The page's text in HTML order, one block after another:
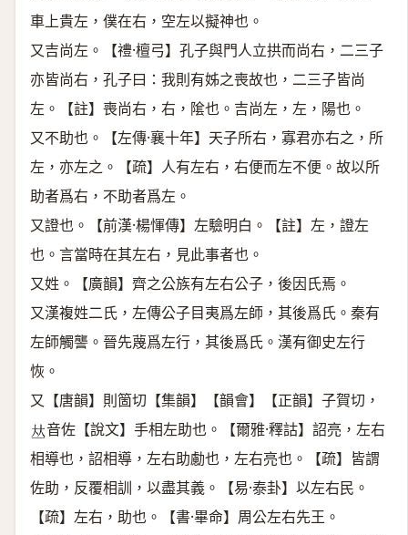
車上貴左，僕在右，空左以擬神也。
又吉尚左。【禮·檀弓】孔子與門人立拱而尚右，二三子
亦皆尚右，孔子曰：我則有姊之喪故也，二三子皆尚
左。【註】喪尚右，右，隂也。吉尚左，左，陽也。
又不助也。【左傳·襄十年】天子所右，寡君亦右之，所
左，亦左之。【疏】人有左右，右便而左不便。故以所
助者爲右，不助者爲左。
又證也。【前漢·楊惲傳】左驗明白。【註】左，證左
也。言當時在其左右，見此事者也。
又姓。【廣韻】齊之公族有左右公子，後因氏焉。
又漢複姓二氏，左傳公子目夷爲左師，其後爲氏。秦有
左師觸讋。晉先蔑爲左行，其後爲氏。漢有御史左行
恢。
又【唐韻】則箇切【集韻】【韻會】【正韻】子賀切，
𠀤音佐【說文】手相左助也。【爾雅·釋詁】詔亮，左右
相導也，詔相導，左右助勴也，左右亮也。【疏】皆謂
佐助，反覆相訓，以盡其義。【易·泰卦】以左右民。
【疏】左右，助也。【書·畢命】周公左右先王。